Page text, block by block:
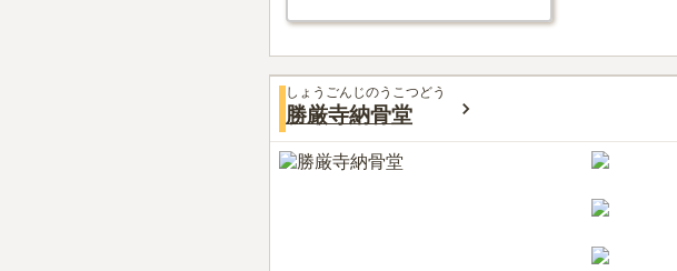
しょうごんじのうこつどう
勝厳寺納骨堂